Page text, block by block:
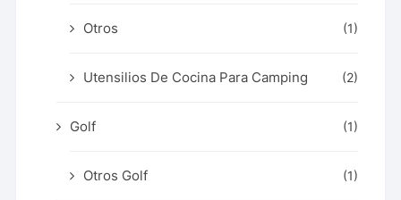
Otros (1)
Utensilios De Cocina Para Camping (2)
Golf (1)
Otros Golf (1)